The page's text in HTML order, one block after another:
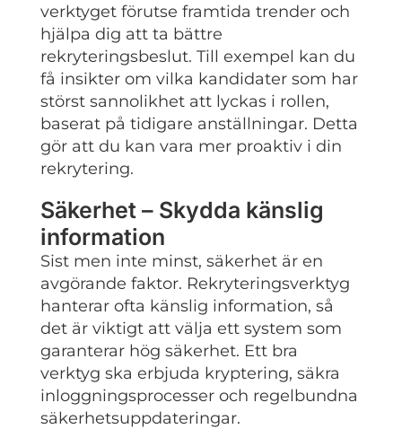
verktyget förutse framtida trender och
hjälpa dig att ta bättre
rekryteringsbeslut. Till exempel kan du
få insikter om vilka kandidater som har
störst sannolikhet att lyckas i rollen,
baserat på tidigare anställningar. Detta
gör att du kan vara mer proaktiv i din
rekrytering.
Säkerhet – Skydda känslig
information
Sist men inte minst, säkerhet är en
avgörande faktor. Rekryteringsverktyg
hanterar ofta känslig information, så
det är viktigt att välja ett system som
garanterar hög säkerhet. Ett bra
verktyg ska erbjuda kryptering, säkra
inloggningsprocesser och regelbundna
säkerhetsuppdateringar.